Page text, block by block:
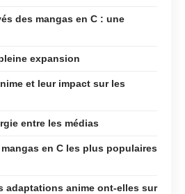
des mangas en C : une
expansion
et leur impact sur les
entre les médias
en C les plus populaires
adaptations anime ont-elles sur